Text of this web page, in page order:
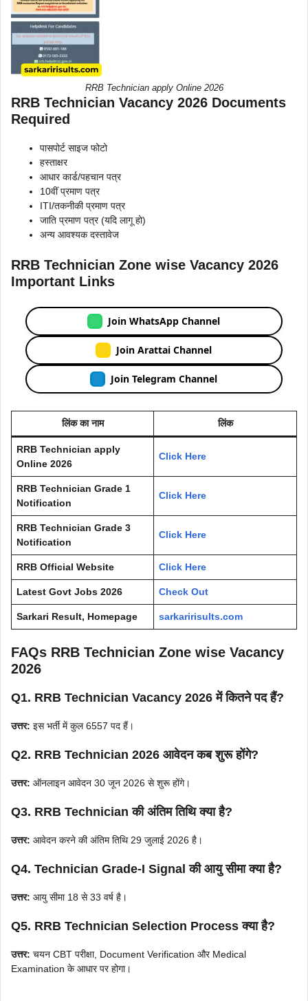
RRB Technician apply Online 2026
RRB Technician Vacancy 2026 Documents
Required
पासपोर्ट साइज फोटो
हस्ताक्षर
आधार कार्ड/पहचान पत्र
10वीं प्रमाण पत्र
ITI/तकनीकी प्रमाण पत्र
जाति प्रमाण पत्र (यदि लागू हो)
अन्य आवश्यक दस्तावेज
RRB Technician Zone wise Vacancy 2026
Important Links
Join WhatsApp Channel
Join Arattai Channel
Join Telegram Channel
लिंक का नाम लिंक
RRB Technician apply
Online 2026
Click Here
RRB Technician Grade 1
Notification
Click Here
RRB Technician Grade 3
Notification
Click Here
RRB Official Website Click Here
Latest Govt Jobs 2026 Check Out
Sarkari Result, Homepage sarkaririsults.com
FAQs RRB Technician Zone wise Vacancy
2026
Q1. RRB Technician Vacancy 2026 में कितने पद हैं?
उत्तर: इस भर्ती में कुल 6557 पद हैं।
Q2. RRB Technician 2026 आवेदन कब शुरू होंगे?
उत्तर: ऑनलाइन आवेदन 30 जून 2026 से शुरू होंगे।
Q3. RRB Technician की अंतिम तिथि क्या है?
उत्तर: आवेदन करने की अंतिम तिथि 29 जुलाई 2026 है।
Q4. Technician Grade-I Signal की आयु सीमा क्या है?
उत्तर: आयु सीमा 18 से 33 वर्ष है।
Q5. RRB Technician Selection Process क्या है?
उत्तर: चयन CBT परीक्षा, Document Verification और Medical
Examination के आधार पर होगा।